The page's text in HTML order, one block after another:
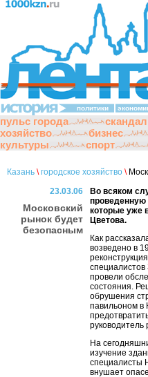
политики
пульс города
хозяйство
бизнес
культуры
спорт
Казань \ городское хозяйство \
23.03.06
Московский
рынок будет
безопасным
Во всяком
которые уже
Цветова.
Как
возведено в
провели
состояния.
обрушения
павильоном в
руководитель
На
изучение
специалисты
внушает